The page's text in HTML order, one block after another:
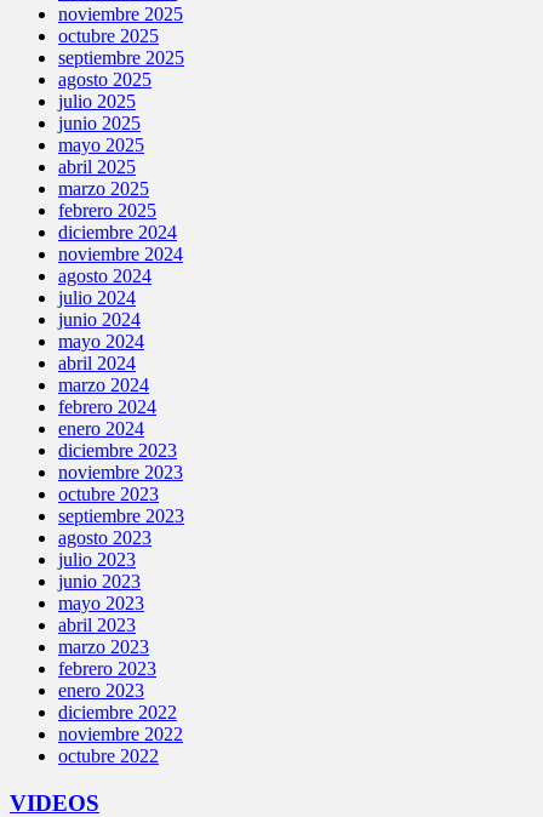
noviembre 2025
octubre 2025
septiembre 2025
agosto 2025
julio 2025
junio 2025
mayo 2025
abril 2025
marzo 2025
febrero 2025
diciembre 2024
noviembre 2024
agosto 2024
julio 2024
junio 2024
mayo 2024
abril 2024
marzo 2024
febrero 2024
enero 2024
diciembre 2023
noviembre 2023
octubre 2023
septiembre 2023
agosto 2023
julio 2023
junio 2023
mayo 2023
abril 2023
marzo 2023
febrero 2023
enero 2023
diciembre 2022
noviembre 2022
octubre 2022
VIDEOS